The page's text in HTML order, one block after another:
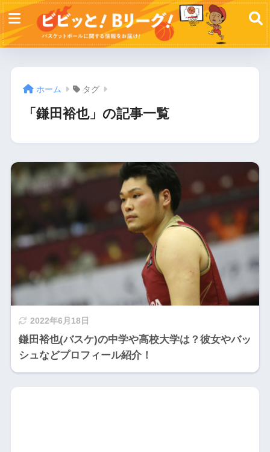
ホーム タグ
「鎌田裕也」の記事一覧
2022年6月18日
鎌田裕也(バスケ)の中学や高校大学は？彼女やバッ
シュなどプロフィール紹介！